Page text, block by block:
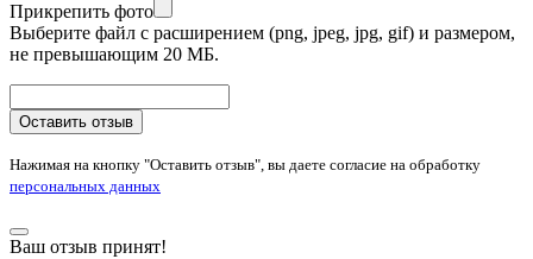
Прикрепить фото
Выберите файл с расширением (png, jpeg, jpg, gif) и размером,
не превышающим 20 МБ.
Оставить отзыв
Нажимая на кнопку "Оставить отзыв", вы даете согласие на обработку
персональных данных
Ваш отзыв принят!